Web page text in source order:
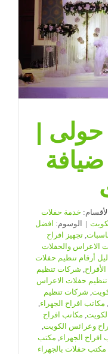
حولى |
ضيافة
الأقسام: خدمة حفلات
| الوسوم: افضل
,تجهيز افراح
الاعراس والحفلات
أرقام تنظيم حفلات
شركات تنظيم
حفلات الاعراس
شركات تنظيم
مكاتب افراح الجهراء
مكاتب افراح
وعرائس الكويت
افراح الجهراء مكتب
مكتب حفلات بالجهراء